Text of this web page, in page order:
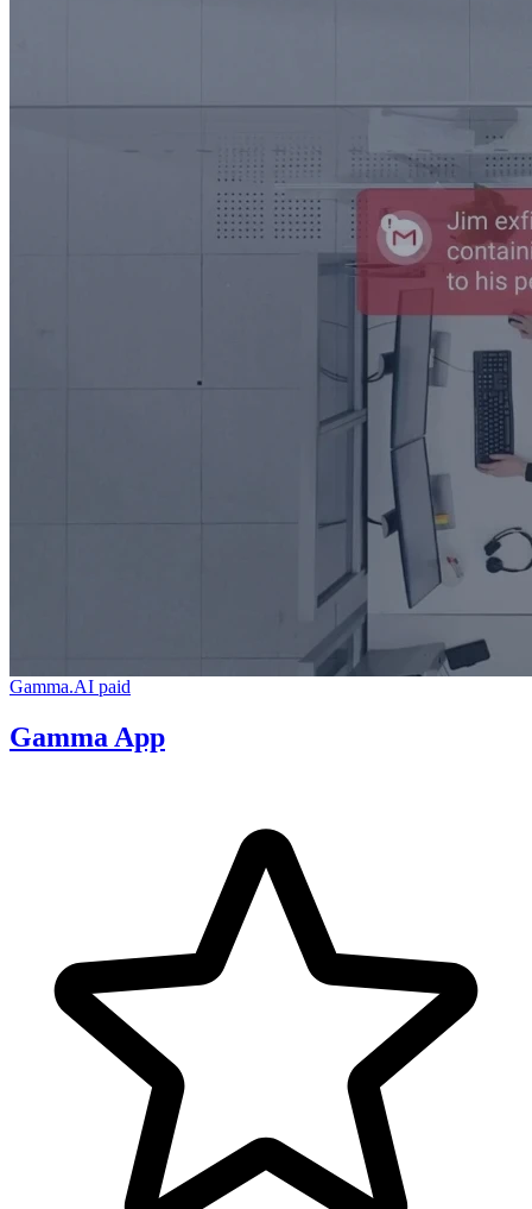
Gamma.AI paid
Gamma App